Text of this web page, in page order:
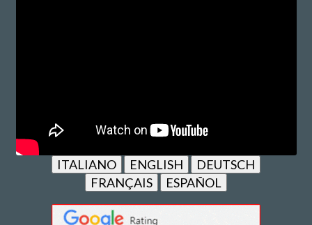
ITALIANO ENGLISH
DEUTSCH
FRANÇAIS
ESPAÑOL